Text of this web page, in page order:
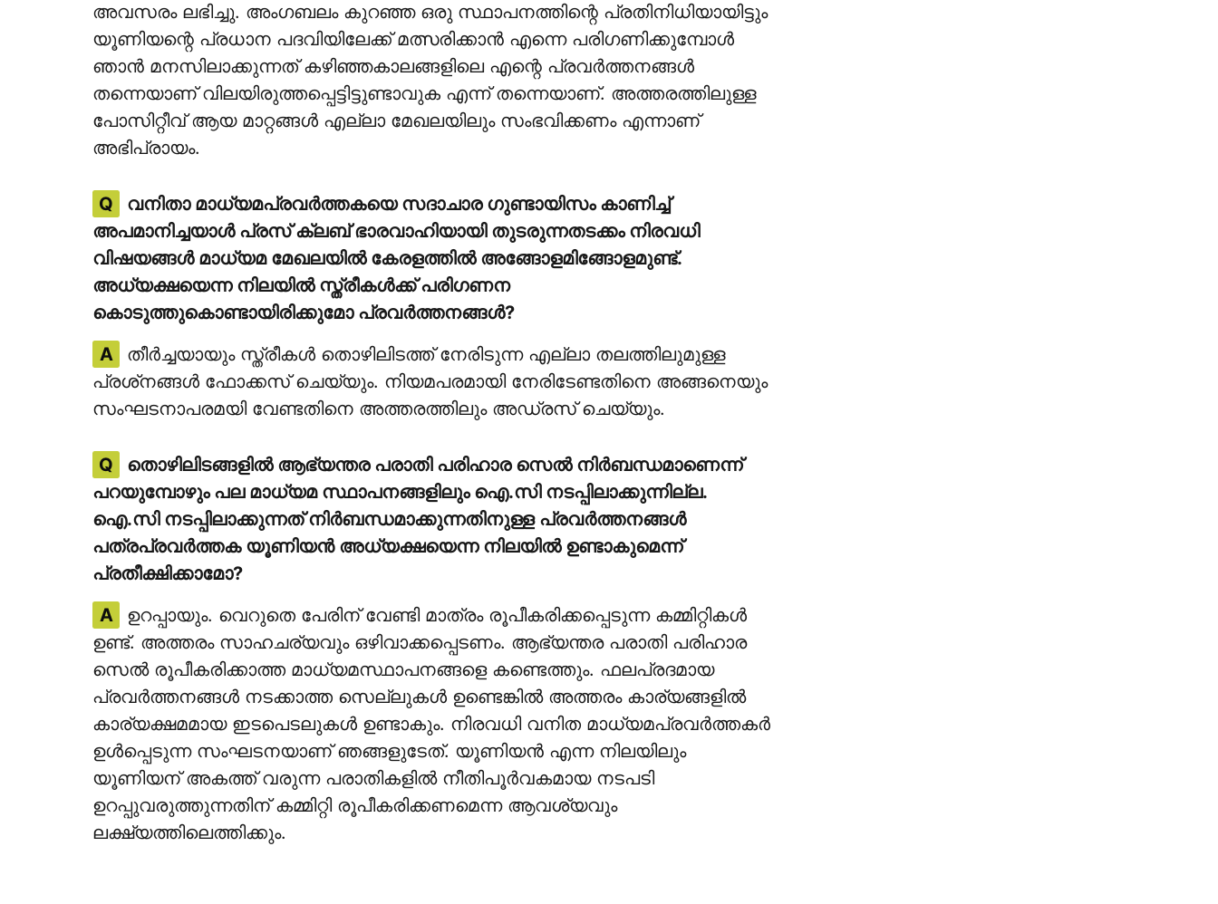
അവസരം ലഭിച്ചു. അംഗബലം കുറഞ്ഞ ഒരു സ്ഥാപനത്തിന്റെ പ്രതിനിധിയായിട്ടും
യൂണിയന്റെ പ്രധാന പദവിയിലേക്ക് മത്സരിക്കാന്‍ എന്നെ പരിഗണിക്കുമ്പോള്‍
ഞാന്‍ മനസിലാക്കുന്നത് കഴിഞ്ഞകാലങ്ങളിലെ എന്റെ പ്രവര്‍ത്തനങ്ങള്‍
തന്നെയാണ് വിലയിരുത്തപ്പെട്ടിട്ടുണ്ടാവുക എന്ന് തന്നെയാണ്. അത്തരത്തിലുള്ള
പോസിറ്റീവ് ആയ മാറ്റങ്ങള്‍ എല്ലാ മേഖലയിലും സംഭവിക്കണം എന്നാണ്
അഭിപ്രായം.
Q
വനിതാ മാധ്യമപ്രവര്‍ത്തകയെ സദാചാര ഗുണ്ടായിസം കാണിച്ച്
അപമാനിച്ചയാള്‍ പ്രസ് ക്ലബ് ഭാരവാഹിയായി തുടരുന്നതടക്കം നിരവധി
വിഷയങ്ങള്‍ മാധ്യമ മേഖലയില്‍ കേരളത്തില്‍ അങ്ങോളമിങ്ങോളമുണ്ട്.
അധ്യക്ഷയെന്ന നിലയില്‍ സ്ത്രീകള്‍ക്ക് പരിഗണന
കൊടുത്തുകൊണ്ടായിരിക്കുമോ പ്രവര്‍ത്തനങ്ങള്‍?
A
തീര്‍ച്ചയായും സ്ത്രീകള്‍ തൊഴിലിടത്ത് നേരിടുന്ന എല്ലാ തലത്തിലുമുള്ള
പ്രശ്‌നങ്ങള്‍ ഫോക്കസ് ചെയ്യും. നിയമപരമായി നേരിടേണ്ടതിനെ അങ്ങനെയും
സംഘടനാപരമയി വേണ്ടതിനെ അത്തരത്തിലും അഡ്രസ് ചെയ്യും.
Q
തൊഴിലിടങ്ങളില്‍ ആഭ്യന്തര പരാതി പരിഹാര സെല്‍ നിര്‍ബന്ധമാണെന്ന്
പറയുമ്പോഴും പല മാധ്യമ സ്ഥാപനങ്ങളിലും ഐ.സി നടപ്പിലാക്കുന്നില്ല.
ഐ.സി നടപ്പിലാക്കുന്നത് നിര്‍ബന്ധമാക്കുന്നതിനുള്ള പ്രവര്‍ത്തനങ്ങള്‍
പത്രപ്രവര്‍ത്തക യൂണിയന്‍ അധ്യക്ഷയെന്ന നിലയില്‍ ഉണ്ടാകുമെന്ന്
പ്രതീക്ഷിക്കാമോ?
A
ഉറപ്പായും. വെറുതെ പേരിന് വേണ്ടി മാത്രം രൂപീകരിക്കപ്പെടുന്ന കമ്മിറ്റികള്‍
ഉണ്ട്. അത്തരം സാഹചര്യവും ഒഴിവാക്കപ്പെടണം. ആഭ്യന്തര പരാതി പരിഹാര
സെല്‍ രൂപീകരിക്കാത്ത മാധ്യമസ്ഥാപനങ്ങളെ കണ്ടെത്തും. ഫലപ്രദമായ
പ്രവര്‍ത്തനങ്ങള്‍ നടക്കാത്ത സെല്ലുകള്‍ ഉണ്ടെങ്കില്‍ അത്തരം കാര്യങ്ങളില്‍
കാര്യക്ഷമമായ ഇടപെടലുകള്‍ ഉണ്ടാകും. നിരവധി വനിത മാധ്യമപ്രവര്‍ത്തകര്‍
ഉള്‍പ്പെടുന്ന സംഘടനയാണ് ഞങ്ങളുടേത്. യൂണിയന്‍ എന്ന നിലയിലും
യൂണിയന് അകത്ത് വരുന്ന പരാതികളില്‍ നീതിപൂര്‍വകമായ നടപടി
ഉറപ്പുവരുത്തുന്നതിന് കമ്മിറ്റി രൂപീകരിക്കണമെന്ന ആവശ്യവും
ലക്ഷ്യത്തിലെത്തിക്കും.